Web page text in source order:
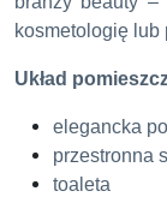
kosmetologię lub
Układ
elegancka
przestronna
toaleta